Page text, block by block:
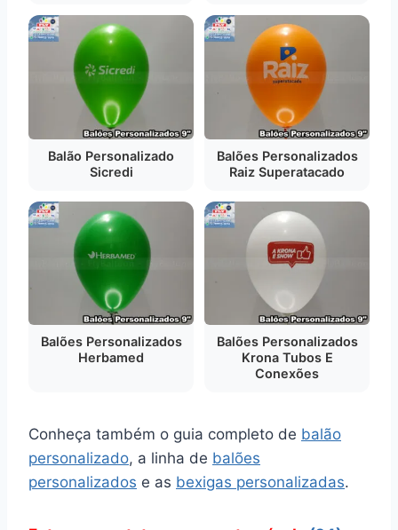
Balão Personalizado
Sicredi
Balões Personalizados
Raiz Superatacado
Balões Personalizados
Herbamed
Balões Personalizados
Krona Tubos E
Conexões
Conheça também o guia completo de balão
personalizado, a linha de balões
personalizados e as bexigas personalizadas.